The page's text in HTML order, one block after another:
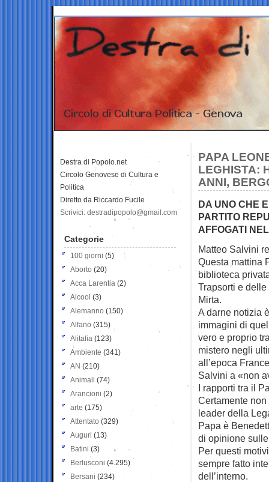
PAPA
LEGHISTA:
ANNI,
DA UNO CHE
PARTITO
AFFOGATI
Matteo Salvini
Questa mattina
biblioteca
Trapsorti e
Mirta.
A darne notizia
immagini di
vero e proprio
mistero negli
all’epoca
Salvini a «non
I rapporti tra il
Certamente
leader della
Papa è
di opinione
Per questi
sempre fatto
dell’interno.
Destra di Popolo.net
Circolo Genovese di Cultura e
Politica
Diretto da Riccardo Fucile
Scrivici: destradipopolo@gmail.com
Categorie
100 giorni (5)
Aborto (20)
Acca Larentia (2)
Alcool (3)
Alemanno (150)
Alfano (315)
Alitalia (123)
Ambiente (341)
AN (210)
Animali (74)
Arancioni (2)
arte (175)
Attentato (329)
Auguri (13)
Batini (3)
Berlusconi (4.295)
Bersani (234)